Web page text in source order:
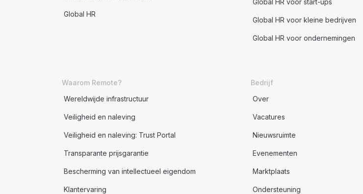
Global HR
Global HR voor start-ups
Global HR voor kleine bedrijven
Global HR voor ondernemingen
Waarom Remote?
Wereldwijde infrastructuur
Veiligheid en naleving
Veiligheid en naleving: Trust Portal
Transparante prijsgarantie
Bescherming van intellectueel eigendom
Klantervaring
Bedrijf
Over
Vacatures
Nieuwsruimte
Evenementen
Marktplaats
Ondersteuning